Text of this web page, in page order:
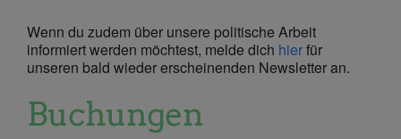
Wenn du zudem über unsere politische Arbeit
informiert werden möchtest, melde dich hierfür
unseren bald wieder erscheinenden Newsletter an.
Buchungen